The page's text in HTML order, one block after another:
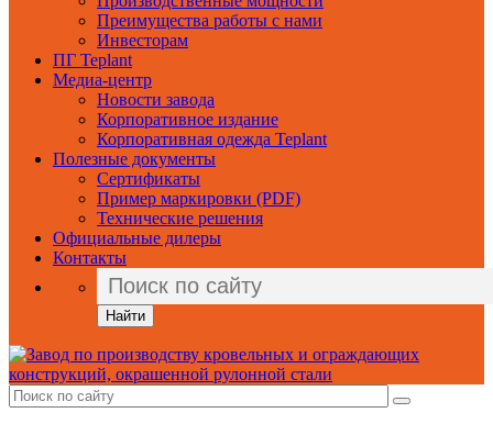
Преимущества работы с нами
Инвесторам
ПГ Teplant
Медиа-центр
Новости завода
Корпоративное издание
Корпоративная одежда Teplant
Полезные документы
Сертификаты
Пример маркировки (PDF)
Технические решения
Официальные дилеры
Контакты
Найти